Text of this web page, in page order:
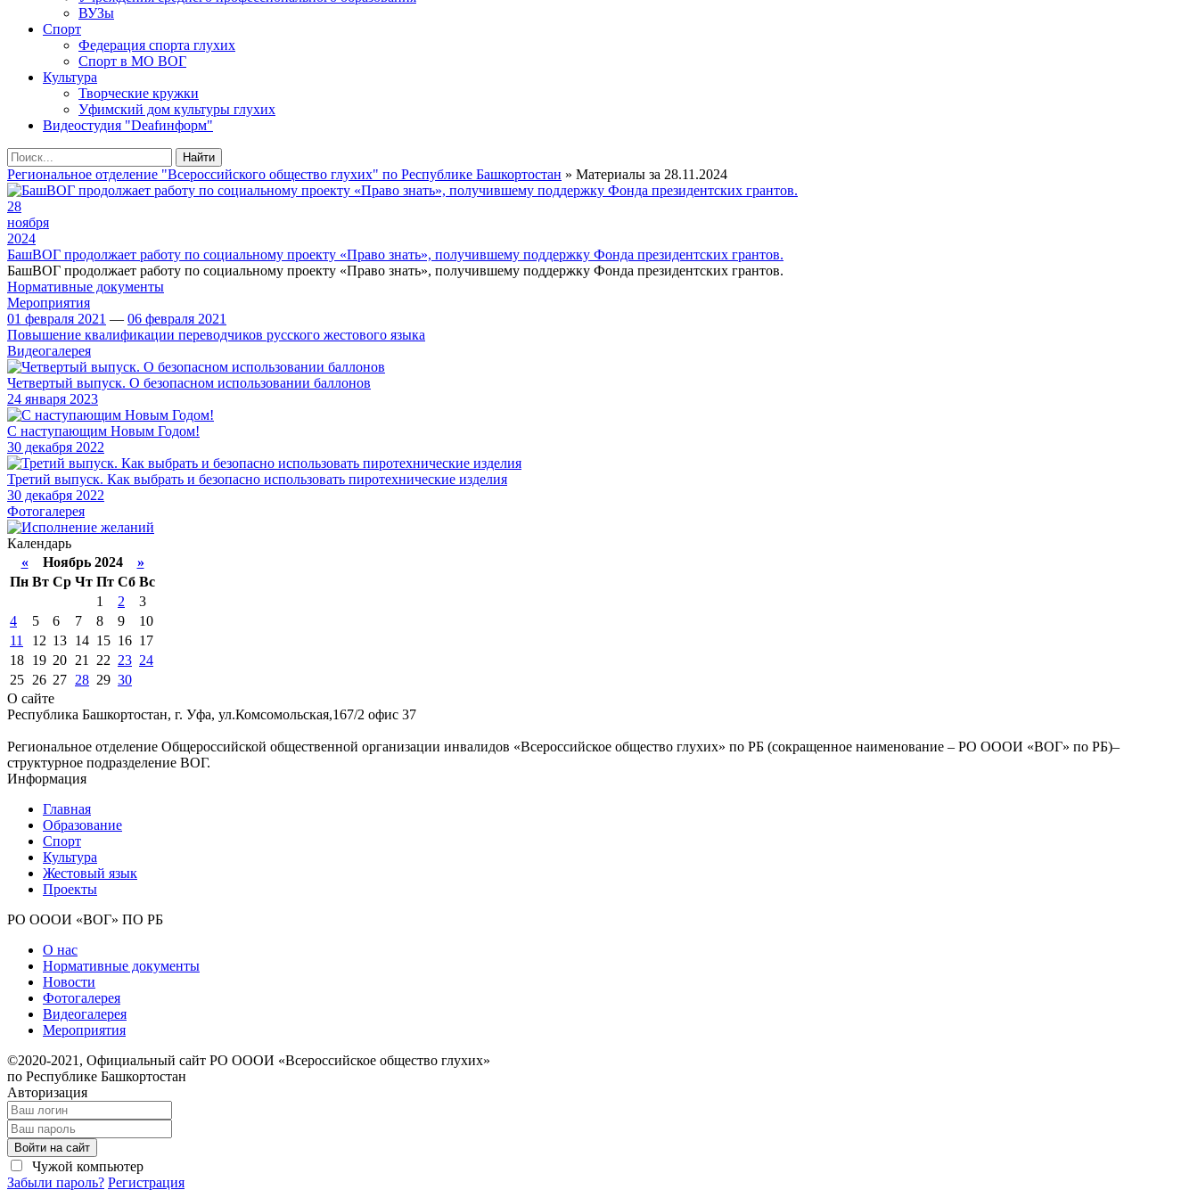
ВУЗы
Спорт
Федерация спорта глухих
Спорт в МО ВОГ
Культура
Творческие кружки
Уфимский дом культуры глухих
Видеостудия "Deafинформ"
Найти
Региональное отделение "Всероссийского общество глухих" по Республике Башкортостан » Материалы за 28.11.2024
28
ноября
2024
БашВОГ продолжает работу по социальному проекту «Право знать», получившему поддержку Фонда президентских грантов.
БашВОГ продолжает работу по социальному проекту «Право знать», получившему поддержку Фонда президентских грантов.
Нормативные документы
Мероприятия
01 февраля 2021 — 06 февраля 2021
Повышение квалификации переводчиков русского жестового языка
Видеогалерея
Четвертый выпуск. О безопасном использовании баллонов
24 января 2023
С наступающим Новым Годом!
30 декабря 2022
Третий выпуск. Как выбрать и безопасно использовать пиротехнические изделия
30 декабря 2022
Фотогалерея
Календарь
«Ноябрь 2024 »
Пн Вт Ср Чт Пт Сб Вс
1
2
3
4
5 6 7 8 9
10
11
12 13 14 15 16 17
18 19 20 21 22 23 24
25 26 27 28 29 30
О сайте
Республика Башкортостан, г. Уфа, ул.Комсомольская,167/2 офис 37
Региональное отделение Общероссийской общественной организации инвалидов «Всероссийское общество глухих» по РБ (сокращенное наименование – РО ОООИ «ВОГ» по РБ)–
структурное подразделение ВОГ.
Информация
Главная
Образование
Спорт
Культура
Жестовый язык
Проекты
РО ОООИ «ВОГ» ПО РБ
О нас
Нормативные документы
Новости
Фотогалерея
Видеогалерея
Мероприятия
©2020-2021, Официальный сайт РО ОООИ «Всероссийское общество глухих»
по Республике Башкортостан
Авторизация
Войти на сайт
Чужой компьютер
Забыли пароль? Регистрация